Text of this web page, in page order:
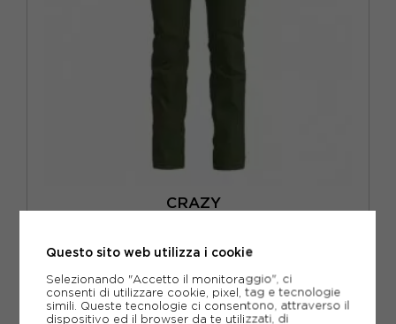
CRAZY
ACQUISTA
-20% 100,00€
125,00€
Questo sito web utilizza i cookie
Selezionando "Accetto il monitoraggio", ci
consenti di utilizzare cookie, pixel, tag e tecnologie
simili. Queste tecnologie ci consentono, attraverso il
dispositivo ed il browser da te utilizzati, di